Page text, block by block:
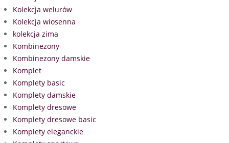
Kolekcja welurów
Kolekcja wiosenna
kolekcja zima
Kombinezony
Kombinezony damskie
Komplet
Komplety basic
Komplety damskie
Komplety dresowe
Komplety dresowe basic
Komplety eleganckie